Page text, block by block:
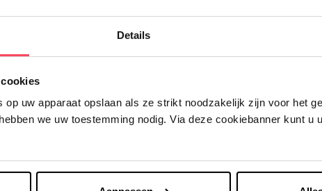
Details
op uw apparaat opslaan als ze strikt noodzakelijk zijn voor het
we uw toestemming nodig. Via deze cookiebanner kunt u